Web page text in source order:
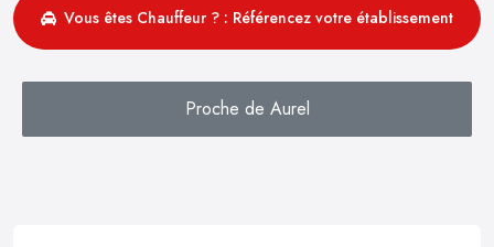
Vous êtes Chauffeur ? : Référencez votre établissement
Proche de Aurel